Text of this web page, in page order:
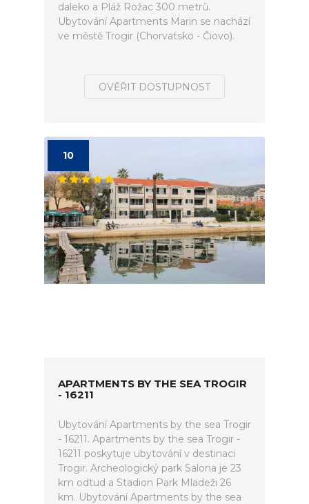
daleko a Pláž Rožac 300 metrů.
Ubytování Apartments Marin se nachází
ve městě Trogir (Chorvatsko - Čiovo).
OVĚŘIT DOSTUPNOST
10
APARTMENTS BY THE SEA TROGIR
- 16211
Ubytování Apartments by the sea Trogir
- 16211. Apartments by the sea Trogir -
16211 poskytuje ubytování v destinaci
Trogir. Archeologický park Salona je 23
km odtud a Stadion Park Mladeži 26
km. Ubytování Apartments by the sea